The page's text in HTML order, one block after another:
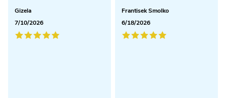
Gizela
7/10/2026
Frantisek Smolko
6/18/2026